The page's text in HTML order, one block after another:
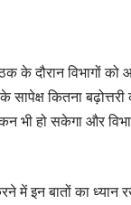
के दौरान विभागों को
के सापेक्ष कितना
भी हो सकेगा और
बातों का ध्यान